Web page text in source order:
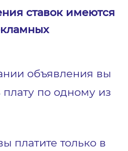
ставок имеются
объявления вы
по одному из
платите только в